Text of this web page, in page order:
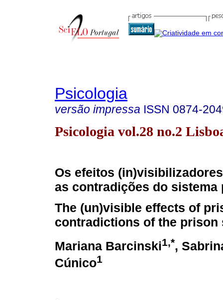
Psicologia
versão impressa ISSN 0874-
Psicologia vol.28 no.2
Os efeitos
as contradições do sistema
The (un)visible effects of
contradictions of the prison
Mariana Barcinski1,*,
Cúnico1